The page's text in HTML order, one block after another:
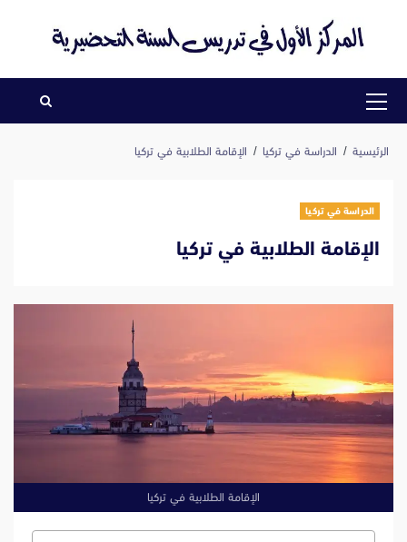
القائمة
الرئيسية الدراسة في تركيا الإقامة الطلابية في تركيا
الدراسة في تركيا
الإقامة الطلابية في تركيا
الإقامة الطلابية في تركيا